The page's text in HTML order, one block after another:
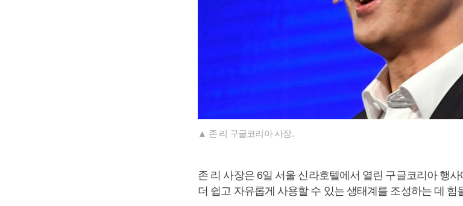
▲ 존 리 구글코리아 사장.
존 리 사장은 6일 서울 신라호텔에서 열린 구글코리아 행
더 쉽고 자유롭게 사용할 수 있는 생태계를 조성하는 데 힘